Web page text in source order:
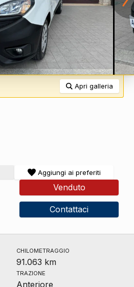
Apri galleria
Aggiungi ai preferiti
Venduto
Contattaci
CHILOMETRAGGIO
91.063 km
TRAZIONE
Anteriore